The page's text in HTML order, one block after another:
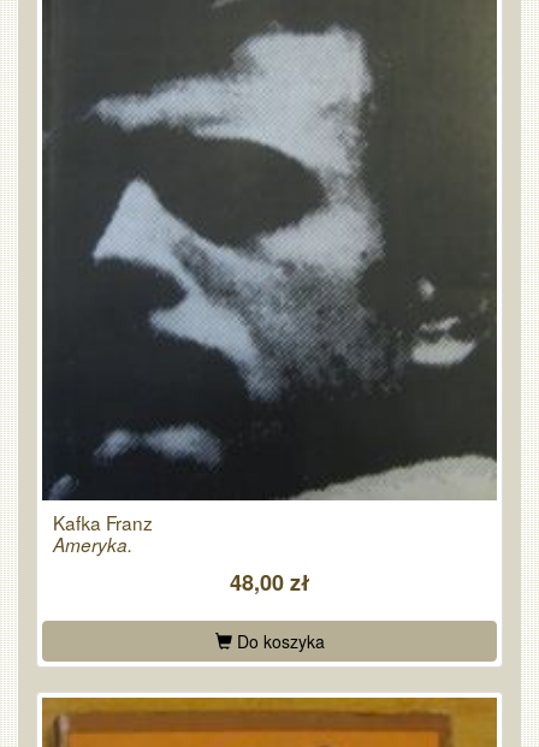
Kafka Franz
Ameryka.
48,00 zł
Do koszyka